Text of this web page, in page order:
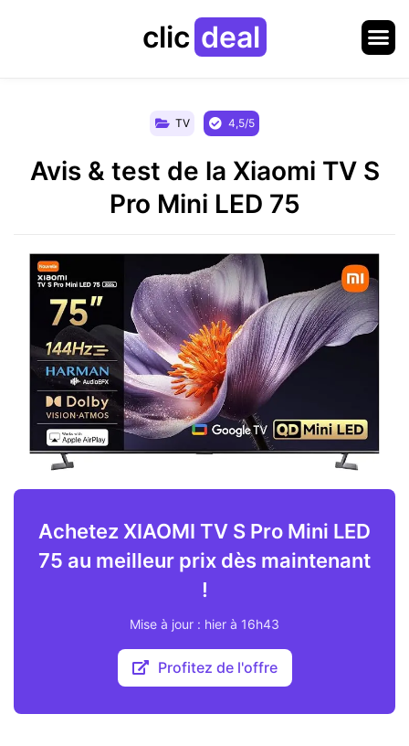
clic deal
TV 4,5/5
Avis & test de la Xiaomi TV S
Pro Mini LED 75
Achetez XIAOMI TV S Pro Mini LED
75 au meilleur prix dès maintenant
!
Mise à jour : hier à 16h43
Profitez de l'offre